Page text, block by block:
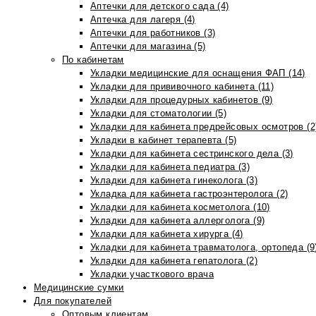
Аптечки для детского сада (4)
Аптечка для лагеря (4)
Аптечки для работников (3)
Аптечки для магазина (5)
По кабинетам
Укладки медицинские для оснащения ФАП (14)
Укладки для прививочного кабинета (11)
Укладки для процедурных кабинетов (9)
Укладки для стоматологии (5)
Укладки для кабинета предрейсовых осмотров
Укладки в кабинет терапевта (5)
Укладки для кабинета сестринского дела (3)
Укладки для кабинета педиатра (3)
Укладки для кабинета гинеколога (3)
Укладка для кабинета гастроэнтеролога (2)
Укладки для кабинета косметолога (10)
Укладки для кабинета аллерголога (9)
Укладки для кабинета хирурга (4)
Укладки для кабинета травматолога, ортопеда
Укладки для кабинета гепатолога (2)
Укладки участкового врача
Медицинские сумки
Для покупателей